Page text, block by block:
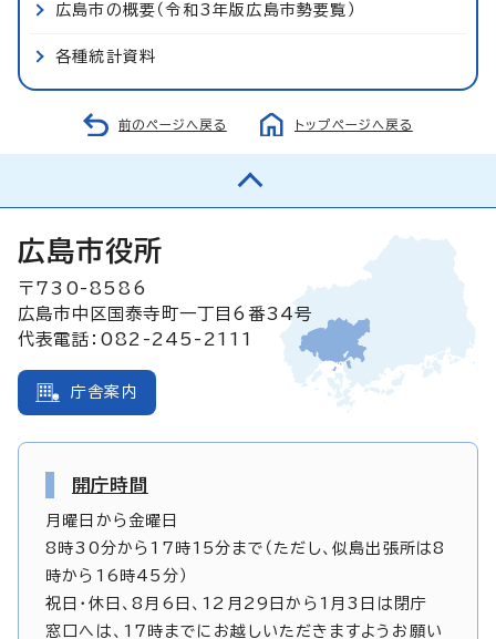
広島市の概要（令和3年版広島市勢要覧）
各種統計資料
前のページへ戻る トップページへ戻る
広島市役所
〒730-8586
広島市中区国泰寺町一丁目6番34号
代表電話：082-245-2111
庁舎案内
開庁時間
月曜日から金曜日
8時30分から17時15分まで（ただし、似島出張所は8
時から16時45分）
祝日・休日、8月6日、12月29日から1月3日は閉庁
窓口へは、17時までにお越しいただきますようお願い